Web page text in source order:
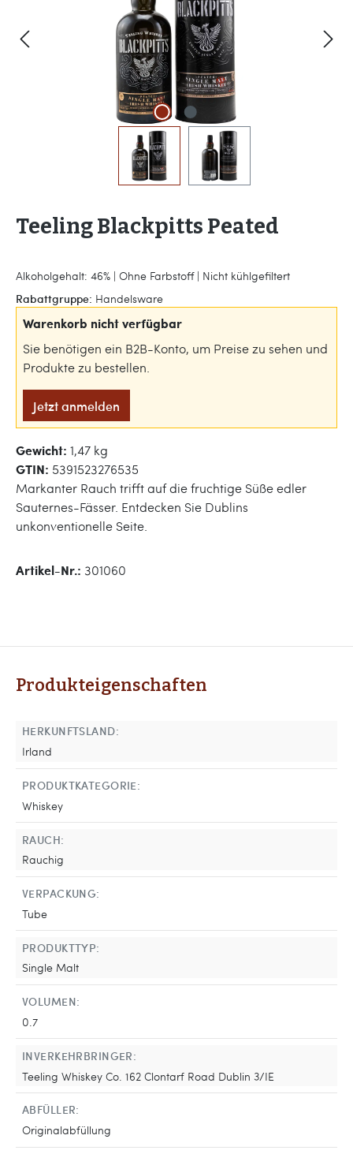
Teeling Blackpitts Peated
Alkoholgehalt: 46% | Ohne Farbstoff | Nicht kühlgefiltert
Rabattgruppe: Handelsware
Warenkorb nicht verfügbar
Sie benötigen ein B2B-Konto, um Preise zu sehen und
Produkte zu bestellen.
Jetzt anmelden
Gewicht: 1,47 kg
GTIN: 5391523276535
Markanter Rauch trifft auf die fruchtige Süße edler
Sauternes-Fässer. Entdecken Sie Dublins
unkonventionelle Seite.
Artikel-Nr.: 301060
Produkteigenschaften
HERKUNFTSLAND:
Irland
PRODUKTKATEGORIE:
Whiskey
RAUCH:
Rauchig
VERPACKUNG:
Tube
PRODUKTTYP:
Single Malt
VOLUMEN:
0.7
INVERKEHRBRINGER:
Teeling Whiskey Co. 162 Clontarf Road Dublin 3/IE
ABFÜLLER:
Originalabfüllung